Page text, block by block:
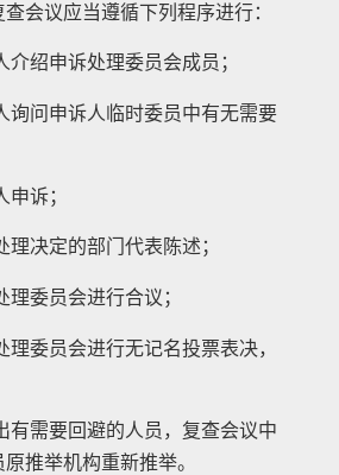
会议应当遵循下列程序进行：
介绍申诉处理委员会成员；
询问申诉人临时委员中有无需要
申诉；
理决定的部门代表陈述；
理委员会进行合议；
理委员会进行无记名投票表决，
有需要回避的人员，复查会议中
推举机构重新推举。